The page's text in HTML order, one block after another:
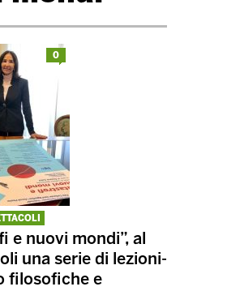
0
e nuovi mondi”, al
una serie di lezioni-
filosofiche e